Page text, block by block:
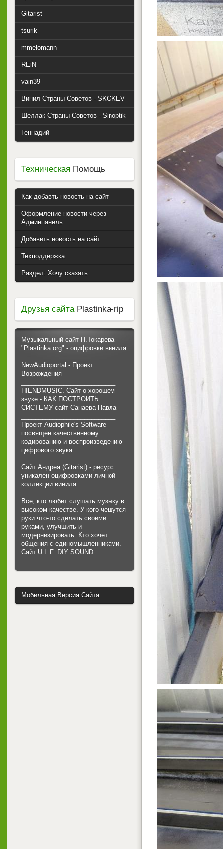
Gitarist
tsurik
mmelomann
REiN
vain39
Винил Страны Советов - SKOKEV
Шеллак Страны Советов - Sinoptik
Геннадий
Техническая Помощь
Как добавть новость на сайт
Оформление новости через
Админпанель
Добавить новость на сайт
Техподдержка
Раздел: Хочу сказать
Друзья сайтаPlastinka-rip
Музыкальный сайт Н.Токарева
"Plastinka.org" - оцифровки винила
NewAudioportal - Проект
Возрождения
HIENDMUSIC. Сайт о хорошем
звуке - КАК ПОСТРОИТЬ
СИСТЕМУ сайт Санаева Павла
Проект Audiophile's Software
посвящен качественному
кодированию и воспроизведению
цифрового звука.
Сайт Андрея (Gitarist) - ресурс
уникален оцифровками личной
коллекции винила
Все, кто любит слушать музыку в
высоком качестве. У кого чешутся
руки что-то сделать своими
руками, улучшить и
модернизировать. Кто хочет
общения с единомышленниками.
Cайт U.L.F. DIY SOUND
Мобильная Версия Сайта